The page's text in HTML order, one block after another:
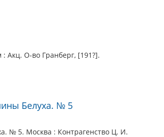
Акц. О-во Гранберг, [191?].
Белуха. № 5
№ 5. Москва : Контрагенство Ц. И.